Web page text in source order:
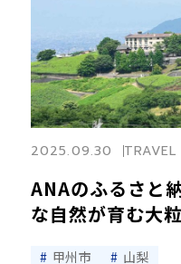
ANAのふるさと
な自然が育む大
2025.09.30 TRAVEL
甲州市 山梨